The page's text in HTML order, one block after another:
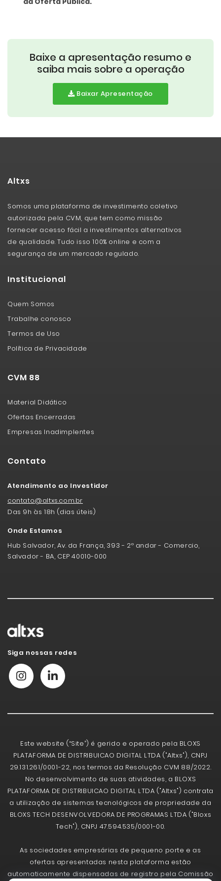
Baixe a apresentação resumo e
saiba mais sobre a operação
Baixar Apresentação
Altxs
Somos uma plataforma de investimento coletivo
autorizada pela CVM, que tem como missão
fornecer acesso fácil a investimentos alternativos
de qualidade. Tudo isso 100% online e com a
segurança de um mercado regulado.
Institucional
Quem Somos
Trabalhe conosco
Termos de Uso
Política de Privacidade
CVM 88
Material Didático
Ofertas Encerradas
Empresas Inadimplentes
Contato
Atendimento ao Investidor
contato@altxs.com.br
Das 9h às 18h (dias úteis)
Onde Estamos
Hub Salvador, Av. da França, 393 - 2º andar - Comercio,
Salvador - BA, CEP 40010-000
Siga nossas redes
Este website (“Site”) é gerido e operado pela BLOXS
PLATAFORMA DE DISTRIBUICAO DIGITAL LTDA ("Altxs"), CNPJ
29.131.261/0001-22, nos termos da Resolução CVM 88/2022.
No desenvolvimento de suas atividades, a BLOXS
PLATAFORMA DE DISTRIBUICAO DIGITAL LTDA ("Altxs") contrata
a utilização de sistemas tecnológicos de propriedade da
BLOXS TECH DESENVOLVEDORA DE PROGRAMAS LTDA ("Bloxs
Tech"), CNPJ 47.594.535/0001-00.
As sociedades empresárias de pequeno porte e as
ofertas apresentadas nesta plataforma estão
automaticamente dispensadas de registro pela Comissão